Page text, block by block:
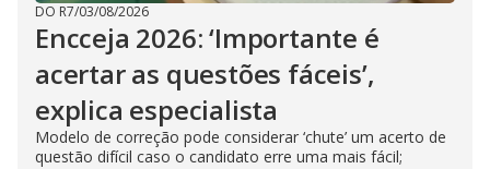
DO R7/03/08/2026
Encceja 2026: ‘Importante é
acertar as questões fáceis’,
explica especialista
Modelo de correção pode considerar ‘chute’ um acerto de
questão difícil caso o candidato erre uma mais fácil;